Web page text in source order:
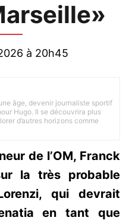
à 20h45
âge, devenir journaliste sportif
Hugo. Il se découvrira plus
d’autres horizons comme
de l’OM, Franck
la très probable
qui devrait
en tant que